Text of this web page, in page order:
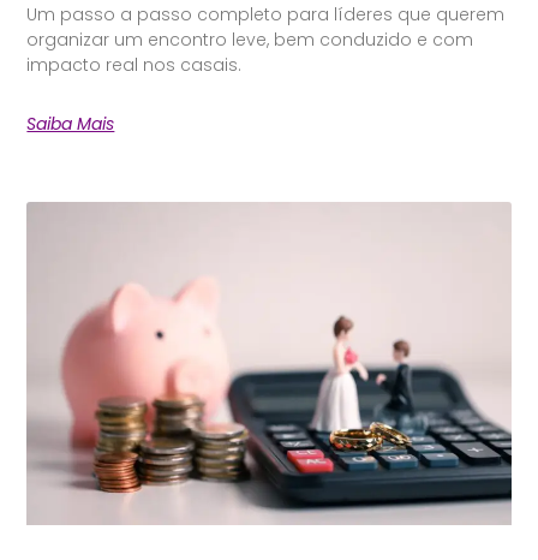
Um passo a passo completo para líderes que querem
organizar um encontro leve, bem conduzido e com
impacto real nos casais.
Saiba Mais